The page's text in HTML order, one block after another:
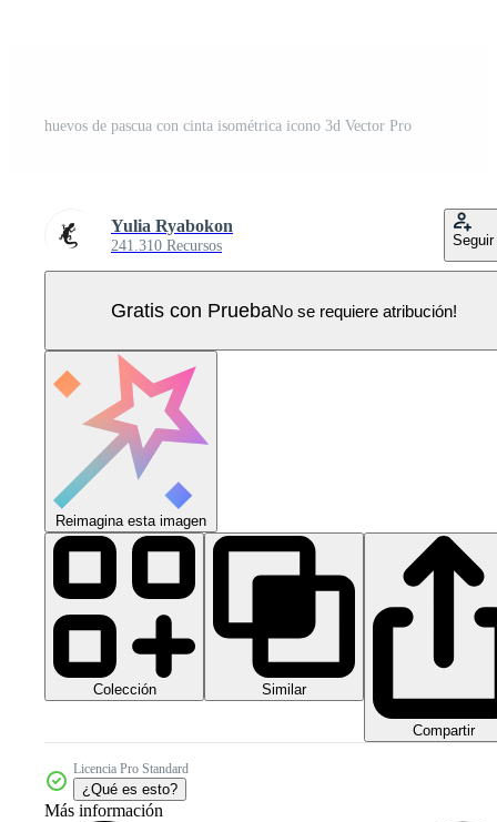
huevos de pascua con cinta isométrica icono 3d Vector Pro
Yulia Ryabokon
241.310 Recursos Seguir
Gratis con PruebaNo se requiere atribución!
Reimagina esta imagen
Colección Similar
Compartir
Licencia Pro Standard
¿Qué es esto?
Más información